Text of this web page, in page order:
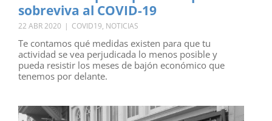
sobreviva al COVID-19
22 ABR 2020 | COVID19, NOTICIAS
Te contamos qué medidas existen para que tu
actividad se vea perjudicada lo menos posible y
pueda resistir los meses de bajón económico que
tenemos por delante.